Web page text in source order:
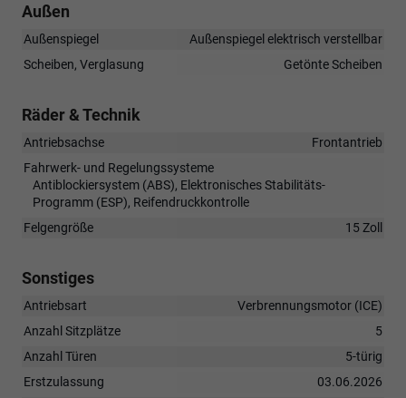
Außen
Außenspiegel
Außenspiegel elektrisch verstellbar
Scheiben, Verglasung
Getönte Scheiben
Räder & Technik
Antriebsachse
Frontantrieb
Fahrwerk- und Regelungssysteme
Antiblockiersystem (ABS), Elektronisches Stabilitäts-
Programm (ESP), Reifendruckkontrolle
Felgengröße
15 Zoll
Sonstiges
Antriebsart
Verbrennungsmotor (ICE)
Anzahl Sitzplätze
5
Anzahl Türen
5-türig
Erstzulassung
03.06.2026